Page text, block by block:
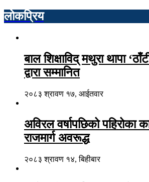
लोकप्रिय
बाल शिक्षाविद् मथुरा थापा
द्वारा सम्मानित
२०८३ श्रावण १७, आईतवार
अविरल वर्षापछिको पहिरोका
राजमार्ग अवरूद्ध
२०८३ श्रावण १४, बिहीबार